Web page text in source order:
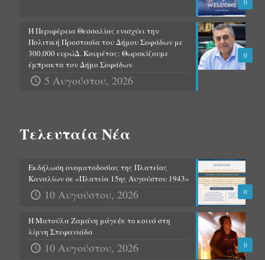
0
0
Η Περιφέρεια Θεσσαλίας ενισχύει την
Πολιτική Προστασία του Δήμου Σοφάδων με
300.000 ευρώΔ. Κουρέτας: Θωρακίζουμε
έμπρακτα τον Δήμο Σοφάδων
5 Αυγούστου, 2026
Τελευταία Νέα
0
Εκδήλωση ονοματοδοσίας της Πλατείας
Καναλίων σε «Πλατεία 15ης Αυγούστου 1943»
10 Αυγούστου, 2026
0
Η Ματούλα Ζαμάνη μάγεψε το κοινό στη
λίμνη Στεφανιάδα
10 Αυγούστου, 2026